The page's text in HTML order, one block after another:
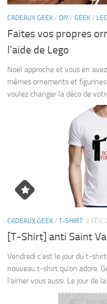
CADEAUX GEEK/ DIY/ GEEK/
Faites vos propres
l’aide de Lego
Noël approche et vous en
mêmes ornements et
voulez changer la déco de
CADEAUX GEEK/ T-SHIRT 2 FÉV,
[T-Shirt] anti Saint
Vendredi c’est le jour du t-
nouveau t-shirt qu’on adore.
l’aimer vous aussi. Le jour de